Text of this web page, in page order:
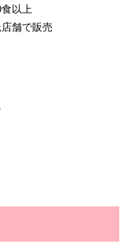
以上
舗で販売